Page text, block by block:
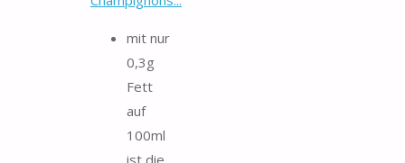
mit nur
0,3g
Fett
auf
100ml
ist die